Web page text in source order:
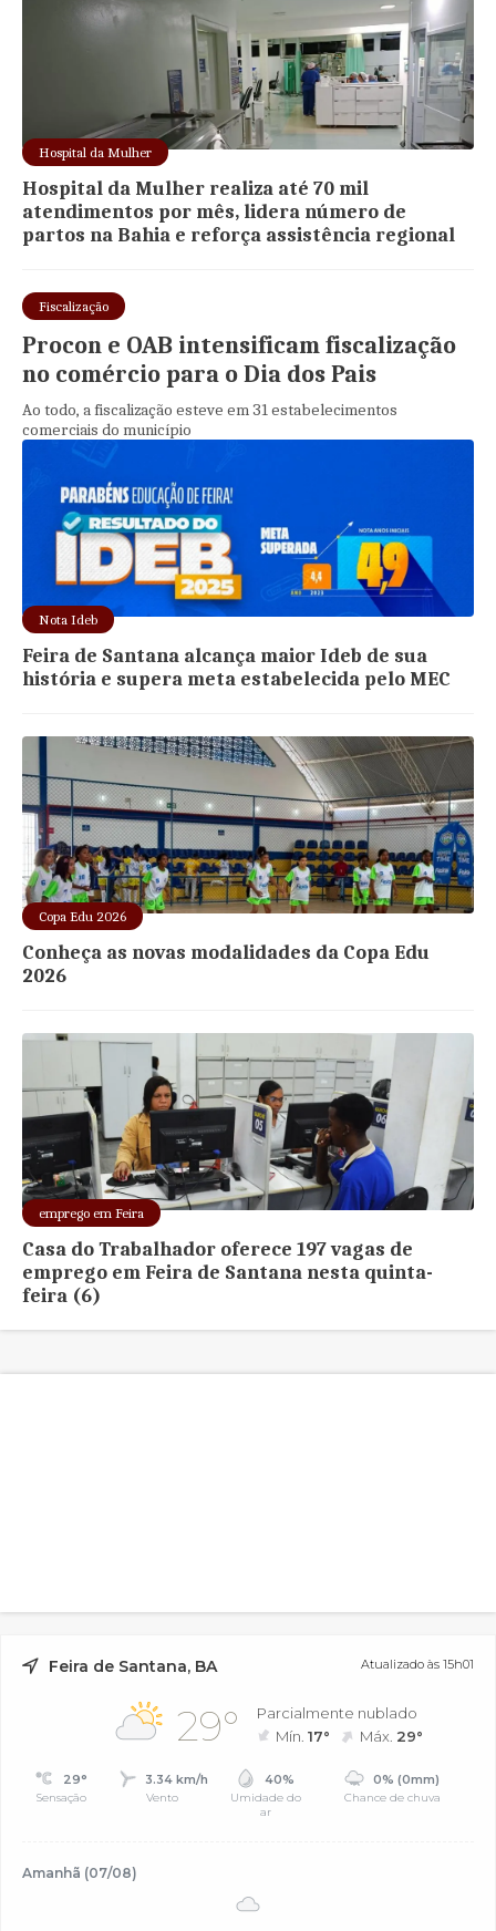
Hospital da Mulher
Hospital da Mulher realiza até 70 mil
atendimentos por mês, lidera número de
partos na Bahia e reforça assistência regional
Fiscalização
Procon e OAB intensificam fiscalização
no comércio para o Dia dos Pais
Ao todo, a fiscalização esteve em 31 estabelecimentos
comerciais do município
Nota Ideb
Feira de Santana alcança maior Ideb de sua
história e supera meta estabelecida pelo MEC
Copa Edu 2026
Conheça as novas modalidades da Copa Edu
2026
emprego em Feira
Casa do Trabalhador oferece 197 vagas de
emprego em Feira de Santana nesta quinta-
feira (6)
Feira de Santana, BA Atualizado às 15h01
29°
Parcialmente nublado
Mín.17° Máx. 29°
29°
Sensação
3.34 km/h
Vento
40%
Umidade do
ar
0% (0mm)
Chance de chuva
Amanhã (07/08)